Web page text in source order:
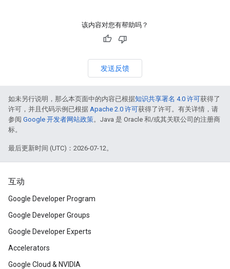
该内容对您有帮助吗？
发送反馈
如未另行说明，那么本页面中的内容已根据知识共享署名 4.0 许可获得了
许可，并且代码示例已根据 Apache 2.0 许可获得了许可。有关详情，请
参阅 Google 开发者网站政策。Java 是 Oracle 和/或其关联公司的注册商
标。
最后更新时间 (UTC)：2026-07-12。
互动
Google Developer Program
Google Developer Groups
Google Developer Experts
Accelerators
Google Cloud & NVIDIA